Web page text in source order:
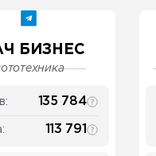
БИЗНЕС
135 784
113 791